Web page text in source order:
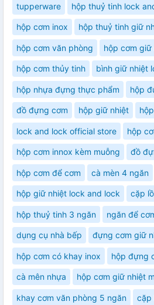
tupperware hộp thuỷ tinh lock
hộp cơm inox hộp thuỷ tinh giữ
hộp cơm văn phòng hộp cơm
hộp cơm thủy tinh bình giữ nhiệt
hộp nhựa đựng thực phẩm hộp
đồ đựng cơm hộp giữ nhiệt
lock and lock official store hộp
hộp cơm innox kèm muỗng đồ
hộp cơm để cơm cà mèn 4 ngăn
hộp giữ nhiệt lock and lock cặp
hộp thuỷ tinh 3 ngăn ngăn để
dụng cụ nhà bếp đựng cơm giữ
hộp cơm có khay inox hộp đựng
cà mên nhựa hộp cơm giữ nhiệt
khay cơm văn phòng 5 ngăn cặp